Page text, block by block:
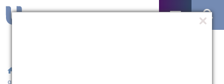
graduação para pessoas com mais de 60 anos